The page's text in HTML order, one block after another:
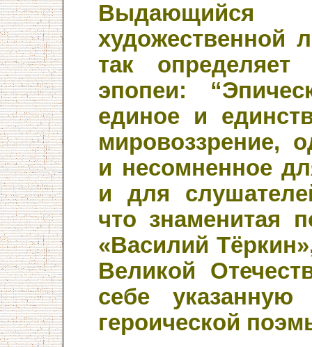
художественной
так
эпопеи:
единое и
мировоззрение,
и несомненное
и для
что знаменитая
«Василий
Великой
себе
героической